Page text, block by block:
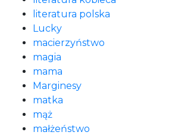
literatura polska
Lucky
macierzyństwo
magia
mama
Marginesy
matka
mąż
małżeństwo